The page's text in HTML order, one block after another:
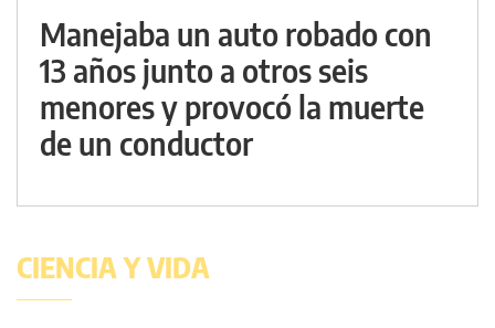
Manejaba un auto robado con
13 años junto a otros seis
menores y provocó la muerte
de un conductor
CIENCIA Y VIDA